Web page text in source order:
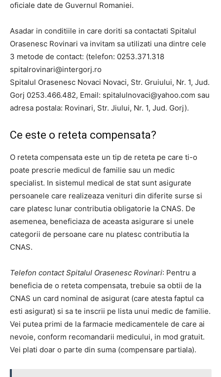
oficiale date de Guvernul Romaniei.
Asadar in conditiile in care doriti sa contactati Spitalul
Orasenesc Rovinari va invitam sa utilizati una dintre cele
3 metode de contact: (telefon: 0253.371.318
spitalrovinari@intergorj.ro
Spitalul Orasenesc Novaci Novaci, Str. Gruiului, Nr. 1, Jud.
Gorj 0253.466.482, Email: spitalulnovaci@yahoo.com sau
adresa postala: Rovinari, Str. Jiului, Nr. 1, Jud. Gorj).
Ce este o reteta compensata?
O reteta compensata este un tip de reteta pe care ti-o
poate prescrie medicul de familie sau un medic
specialist. In sistemul medical de stat sunt asigurate
persoanele care realizeaza venituri din diferite surse si
care platesc lunar contributia obligatorie la CNAS. De
asemenea, beneficiaza de aceasta asigurare si unele
categorii de persoane care nu platesc contributia la
CNAS.
Telefon contact Spitalul Orasenesc Rovinari: Pentru a
beneficia de o reteta compensata, trebuie sa obtii de la
CNAS un card nominal de asigurat (care atesta faptul ca
esti asigurat) si sa te inscrii pe lista unui medic de familie.
Vei putea primi de la farmacie medicamentele de care ai
nevoie, conform recomandarii medicului, in mod gratuit.
Vei plati doar o parte din suma (compensare partiala).